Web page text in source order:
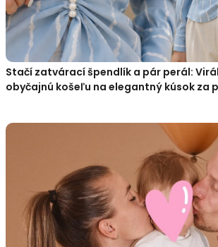
Stačí zatvárací špendlík a pár perál:
obyčajnú košeľu na elegantný kúsok za